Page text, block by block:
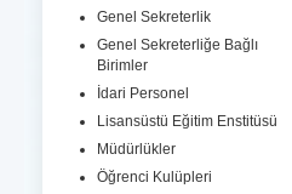
Genel Sekreterlik
Genel Sekreterliğe Bağlı
Birimler
İdari Personel
Lisansüstü Eğitim Enstitüsü
Müdürlükler
Öğrenci Kulüpleri